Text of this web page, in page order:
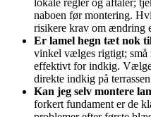
lokale regler og aftaler;
naboen før montering.
risikere krav om ændring
Er lamel hegn tæt nok
vinkel vælges rigtigt; små
effektivt for indkig.
direkte indkig på
Kan jeg selv montere
forkert fundament er de